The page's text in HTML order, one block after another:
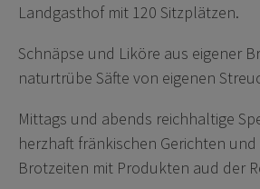
Landgasthof mit 120 Sitzplätzen.
Schnäpse und Liköre aus eigener
naturtrübe Säfte von eigenen
Mittags und abends reichhaltige
herzhaft fränkischen Gerichten
Brotzeiten mit Produkten aud der